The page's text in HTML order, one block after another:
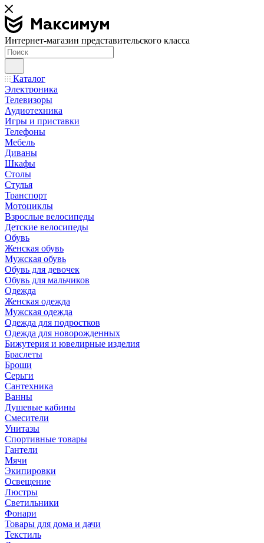
Интернет-магазин представительского класса
Каталог
Электроника
Телевизоры
Аудиотехника
Игры и приставки
Телефоны
Мебель
Диваны
Шкафы
Столы
Стулья
Транспорт
Мотоциклы
Взрослые велосипеды
Детские велосипеды
Обувь
Женская обувь
Мужская обувь
Обувь для девочек
Обувь для мальчиков
Одежда
Женская одежда
Мужская одежда
Одежда для подростков
Одежда для новорожденных
Бижутерия и ювелирные изделия
Браслеты
Броши
Серьги
Сантехника
Ванны
Душевые кабины
Смесители
Унитазы
Спортивные товары
Гантели
Мячи
Экипировки
Освещение
Люстры
Светильники
Фонари
Товары для дома и дачи
Текстиль